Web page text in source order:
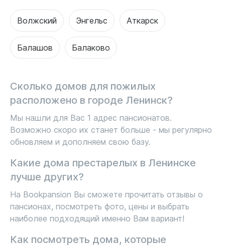
Волжский Энгельс Аткарск
Балашов Балаково
Сколько домов для пожилых
расположено в городе Ленинск?
Мы нашли для Вас 1 адрес пансионатов.
Возможно скоро их станет больше - мы регулярно
обновляем и дополняем свою базу.
Какие дома престарелых в Ленинске
лучше других?
На Bookpansion Вы сможете прочитать отзывы о
пансионах, посмотреть фото, цены и выбрать
наиболее подходящий именно Вам вариант!
Как посмотреть дома, которые